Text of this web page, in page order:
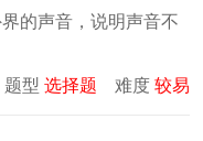
的声音，说明声音不
题型 选择题 难度 较易